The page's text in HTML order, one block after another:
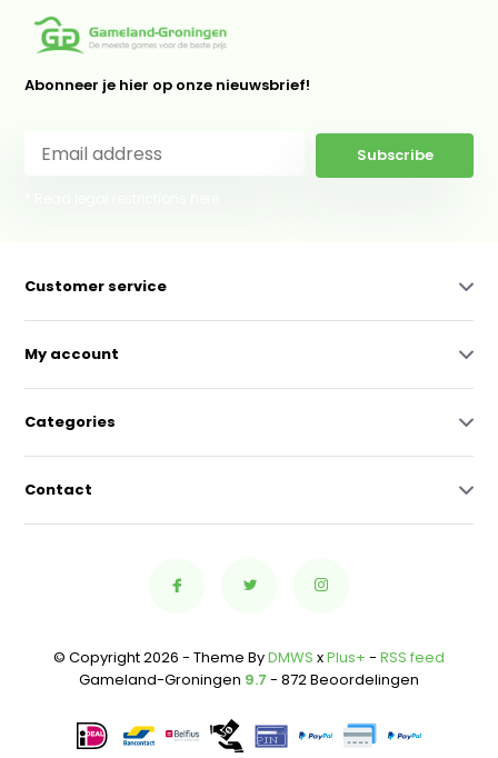
Abonneer je hier op onze nieuwsbrief!
Subscribe
Customer service
My account
Categories
Contact
© Copyright 2026 - Theme ByDMWS xPlus+ - RSS feed
Gameland-Groningen 9.7 - 872 Beoordelingen